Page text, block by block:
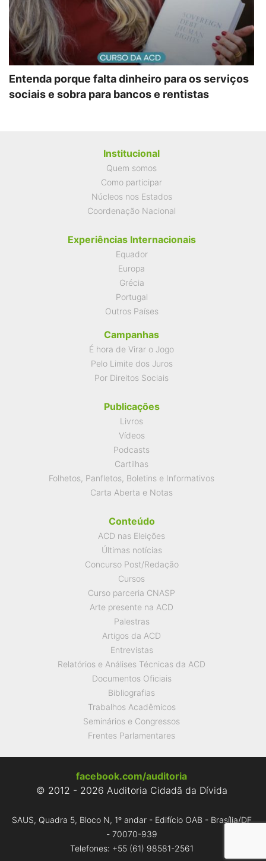
Entenda porque falta dinheiro para os serviços
sociais e sobra para bancos e rentistas
Institucional
Quem somos
Como participar
Núcleos nos Estados
Coordenação Nacional
Experiências Internacionais
Equador
Europa
Grécia
Portugal
Outros Países
Campanhas
É hora de Virar o Jogo
Pelo Limite dos Juros
Por Direitos Sociais
Publicações
Livros
Vídeos
Podcasts
Cartilhas
Folhetos, Panfletos, Boletins e Informativos
Carta Aberta e Notas
Conteúdo
ACD nas Eleições
Últimas notícias
Concurso Post/Redação
Cursos
Curso parceria CNASP
Arte presente na ACD
Palestras
Artigos da ACD
Entrevistas
Relatórios e Análises Técnicas da ACD
Documentos Oficiais
Bibliografias
Trabalhos Acadêmicos
Seminários e Congressos
Frentes Parlamentares
facebook.com/auditoria
© 2012 - 2026 Auditoria Cidadã da Dívida
SAUS, Quadra 5, Bloco N, 1º andar - Edifício OAB - Brasília/DF
- 70070-939
Telefones: +55 (61) 98581-2561